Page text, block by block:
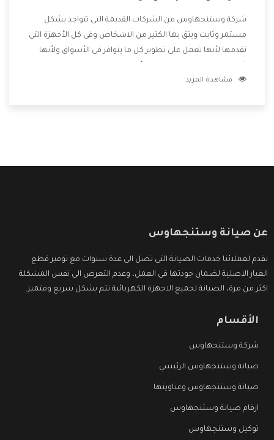
شركة وستنجهاوس من الشركات القديمة التى تتواجد بشكل
مستمر وثابت ويثق بها الكثير من الاشخاص وفى كل الأجهزة التى
تقدمها لأنها تعمل على تطوير كل ما يتوافر فى الأسواق ولأنها
المنتجات وتقدم للعملاء أقوى العروض والخصومات التى تسهل
مشاهدة المزيد
عن صيانة وستنجهاوس
نقدم لعملائنا خدمات الصيانة التى تصل الى عدة سنوات مع توفير قطع
الغيار الاصلية لضمان جودتها فى العمل، وعدم التعرض الى نفس المشكلة
اكثر من مرة، الصيانة لجميع الاجهزة الكهربائية تتم بشكل سريع ومتميز.
الأقسام
شركة وستنجهاوس
صيانة وستنجهاوس الرئيسي
صيانة وستنجهاوس وعناوينها
ارقام صيانة وستنجهاوس
توكيل وستنجهاوس